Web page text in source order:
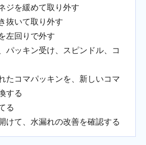
ジを緩めて取り外す
抜いて取り外す
左回りで外す
パッキン受け、スピンドル、コ
たコマパッキンを、新しいコマ
する
る
けて、水漏れの改善を確認する